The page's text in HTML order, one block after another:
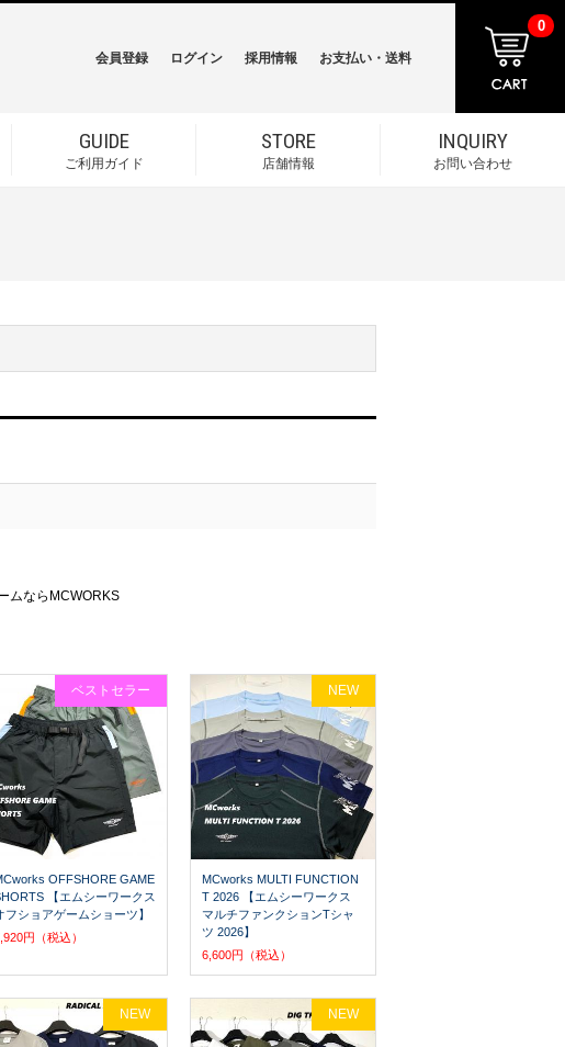
GUIDE
ご利用ガイド
STORE
店舗情報
INQUIRY
お問い合わせ
会員登録 ログイン 採用情報 お支払い・送料
0
ムならMCWORKS
OFFSHORE GAME
【エムシーワークス
フショアゲームショーツ】
円（税込）
ベストセラー
MCworks MULTI FUNCTION
T 2026 【エムシーワークス
マルチファンクションTシャ
ツ 2026】
6,600円（税込）
NEW
NEW NEW